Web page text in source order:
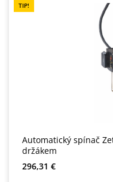
TIP!
Automatický spínač
držákem
Běžná cena:
296,31 €